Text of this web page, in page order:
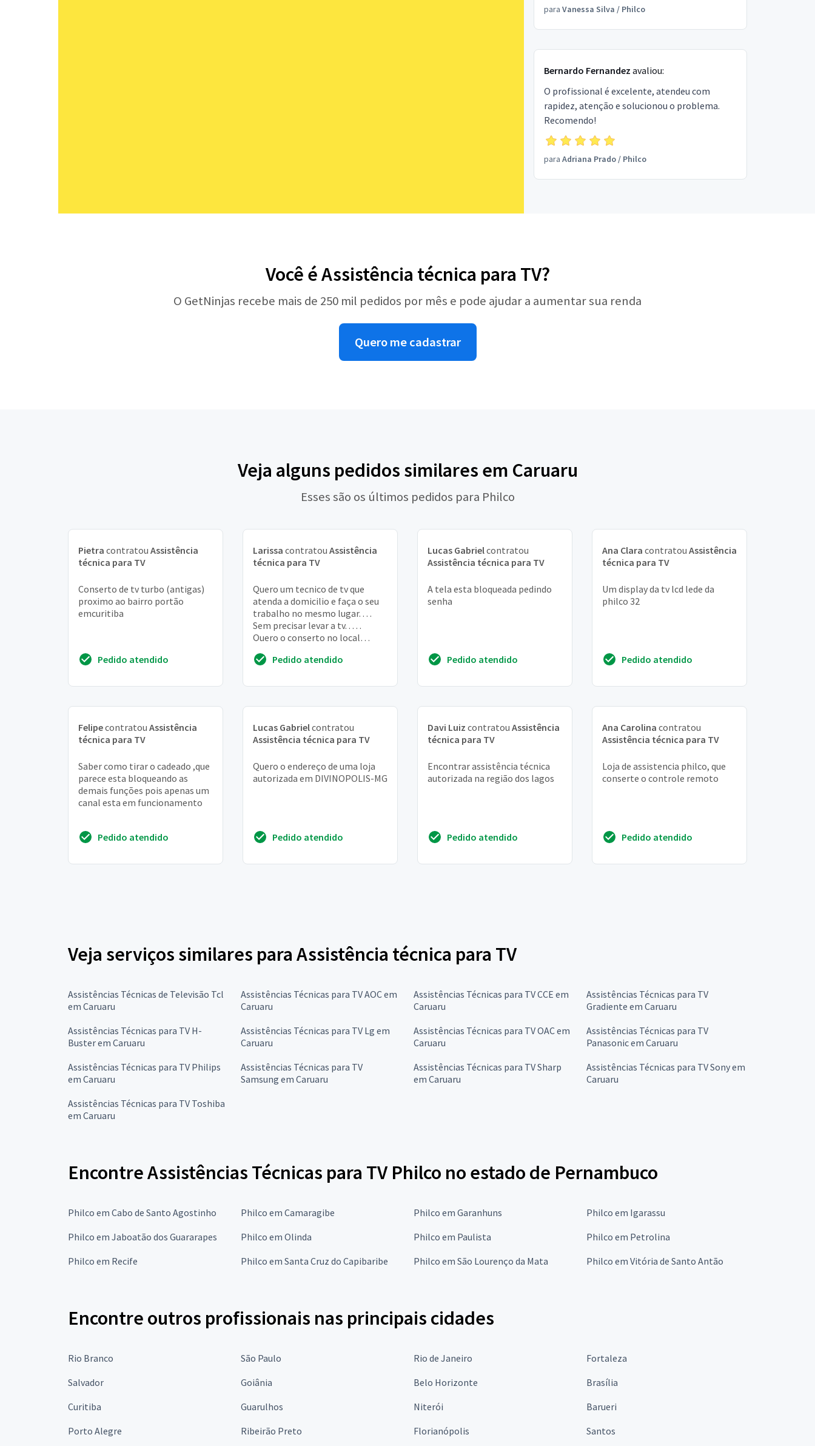
para Vanessa Silva / Philco
Bernardo Fernandez avaliou:
O profissional é excelente, atendeu com
rapidez, atenção e solucionou o problema.
Recomendo!
para Adriana Prado/ Philco
Você é Assistência técnica para TV?
O GetNinjas recebe mais de 250 mil pedidos por mês e pode ajudar a aumentar sua renda
Quero me cadastrar
Veja alguns pedidos similares em Caruaru
Esses são os últimos pedidos para Philco
Pietra contratou Assistência
técnica para TV
Conserto de tv turbo (antigas)
proximo ao bairro portão
emcuritiba
Pedido atendido
Larissa contratou Assistência
técnica para TV
Quero um tecnico de tv que
atenda a domicilio e faça o seu
trabalho no mesmo lugar. . . .
Sem precisar levar a tv. . . . .
Quero o conserto no local
dinheiro. . . . ...
Pedido atendido
Lucas Gabrielcontratou
Assistência técnica para TV
A tela esta bloqueada pedindo
senha
Pedido atendido
Ana Clara contratou Assistência
técnica para TV
Um display da tv lcd lede da
philco 32
Pedido atendido
Felipecontratou Assistência
técnica para TV
Saber como tirar o cadeado ,que
parece esta bloqueando as
demais funções pois apenas um
canal esta em funcionamento
Pedido atendido
Lucas Gabrielcontratou
Assistência técnica para TV
Quero o endereço de uma loja
autorizada em DIVINOPOLIS-MG
Pedido atendido
Davi Luiz contratou Assistência
técnica para TV
Encontrar assistência técnica
autorizada na região dos lagos
Pedido atendido
Ana Carolina contratou
Assistência técnica para TV
Loja de assistencia philco, que
conserte o controle remoto
Pedido atendido
Veja serviços similares para Assistência técnica para TV
Assistências Técnicas de Televisão Tcl
em Caruaru
Assistências Técnicas para TV AOC em
Caruaru
Assistências Técnicas para TV CCE em
Caruaru
Assistências Técnicas para TV
Gradiente em Caruaru
Assistências Técnicas para TV H-
Buster em Caruaru
Assistências Técnicas para TV Lg em
Caruaru
Assistências Técnicas para TV OAC em
Caruaru
Assistências Técnicas para TV
Panasonic em Caruaru
Assistências Técnicas para TV Philips
em Caruaru
Assistências Técnicas para TV
Samsung em Caruaru
Assistências Técnicas para TV Sharp
em Caruaru
Assistências Técnicas para TV Sony em
Caruaru
Assistências Técnicas para TV Toshiba
em Caruaru
Encontre Assistências Técnicas para TV Philco no estado de Pernambuco
Philco em Cabo de Santo Agostinho Philco em Camaragibe Philco em Garanhuns
Philco em Igarassu
Philco em Jaboatão dos Guararapes
Philco em Olinda Philco em Paulista
Philco em Petrolina
Philco em Recife
Philco em Santa Cruz do Capibaribe Philco em São Lourenço da Mata Philco em Vitória de Santo Antão
Encontre outros profissionais nas principais cidades
Rio Branco São Paulo Rio de Janeiro
Fortaleza
Salvador
Goiânia Belo Horizonte
Brasília
Curitiba
Guarulhos Niterói
Barueri
Porto Alegre
Ribeirão Preto Florianópolis Santos